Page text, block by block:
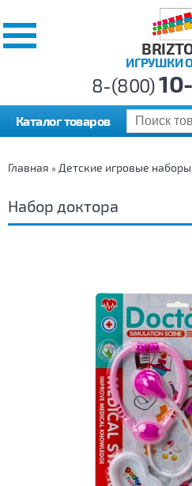
ИГРУШКИ
8-(800)
Каталог товаров
Главная » Детские игровые наборы
Набор доктора